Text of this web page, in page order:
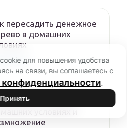
пересадить денежное
в домашних
– уход в
для повышения удобства
на связи, вы соглашаетесь с
.
Принять